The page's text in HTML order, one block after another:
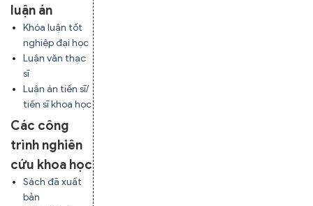
luận án
Khóa luận tốt
nghiệp đại học
Luận văn thạc
sĩ
Luận án tiến sĩ/
tiến sĩ khoa học
Các công
trình nghiên
cứu khoa học
Sách đã xuất
bản